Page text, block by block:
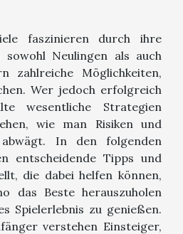
faszinieren durch ihre
Neulingen als auch
zahlreiche Möglichkeiten,
Wer jedoch erfolgreich
wesentliche Strategien
wie man Risiken und
In den folgenden
entscheidende Tipps und
die dabei helfen können,
das Beste herauszuholen
Spielerlebnis zu genießen.
verstehen Einsteiger,